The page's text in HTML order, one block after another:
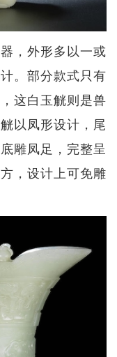
，外形多以一或
。部分款式只有
这白玉觥则是兽
以凤形设计，尾
雕凤足，完整呈
，设计上可免雕